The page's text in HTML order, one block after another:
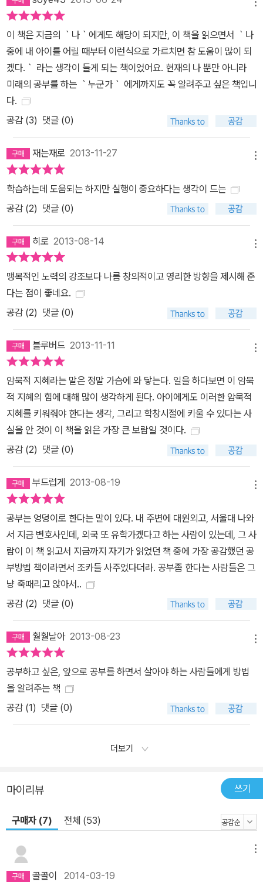
이 책은 지금의 ｀나｀에게도 해당이 되지만, 이 책을 읽으면서 ｀나
중에 내 아이를 어릴 때부터 이런식으로 가르치면 참 도움이 많이 되
겠다.｀ 라는 생각이 들게 되는 책이었어요. 현재의 나 뿐만 아니라
미래의 공부를 하는 ｀누군가｀ 에게까지도 꼭 알려주고 싶은 책입니
다.
공감 (3) 댓글 (0)
재는재로 2013-11-27
학습하는데 도움되는 하지만 실행이 중요하다는 생각이 드는
공감 (2) 댓글 (0)
히로 2013-08-14
맹목적인 노력의 강조보다 나름 창의적이고 영리한 방향을 제시해 준
다는 점이 좋네요.
공감 (2) 댓글 (0)
블루버드 2013-11-11
암묵적 지혜라는 말은 정말 가슴에 와 닿는다. 일을 하다보면 이 암묵
적 지혜의 힘에 대해 많이 생각하게 된다. 아이에게도 이러한 암묵적
지혜를 키워줘야 한다는 생각, 그리고 학창시절에 키울 수 있다는 사
실을 안 것이 이 책을 읽은 가장 큰 보람일 것이다.
공감 (2) 댓글 (0)
부드럽게 2013-08-19
공부는 엉덩이로 한다는 말이 있다. 내 주변에 대원외고, 서울대 나와
서 지금 변호사인데, 외국 또 유학가겠다고 하는 사람이 있는데, 그 사
람이 이 책 읽고서 지금까지 자기가 읽었던 책 중에 가장 공감했던 공
부방법 책이라면서 조카들 사주었다더라. 공부좀 한다는 사람들은 그
냥 죽때리고 앉아서..
공감 (2) 댓글 (0)
훨훨날아2013-08-23
공부하고 싶은, 앞으로 공부를 하면서 살아야 하는 사람들에게 방법
을 알려주는 책
공감 (1) 댓글 (0)
더보기
마이리뷰 쓰기
구매자 (7) 전체 (53)
골골이 2014-03-19